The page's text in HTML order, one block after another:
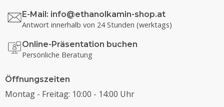
E-Mail: info@ethanolkamin-shop.at
Antwort innerhalb von 24 Stunden (werktags)
Online-Präsentation buchen
Persönliche Beratung
Öffnungszeiten
Montag - Freitag: 10:00 - 14:00 Uhr